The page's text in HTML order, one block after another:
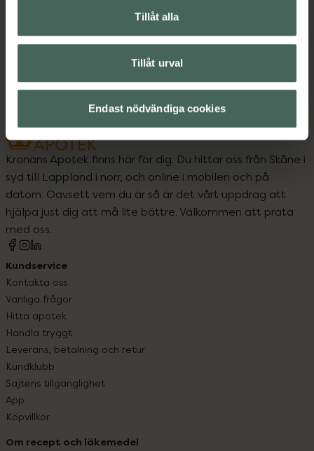
Tillåt alla
Tillåt urval
Endast nödvändiga cookies
Upptäck flera produkter inom
Kronans Apotek finns här för dig. Du hittar oss från Skåne i
syd till Lappland i norr, och online i mobilen och på
datorn. Oavsett vem du är så är det vårt uppdrag att
hjälpa just dig att må lite bättre. Välkommen att prata
med oss.
Kundservice
Kontakta oss
Vanliga frågor
Hitta apotek
Handla tryggt
Leverans, betalning och retur
Kundklubb
Sajtens tillgänglighet
App
Köpvillkor
Om recept och läkemedel